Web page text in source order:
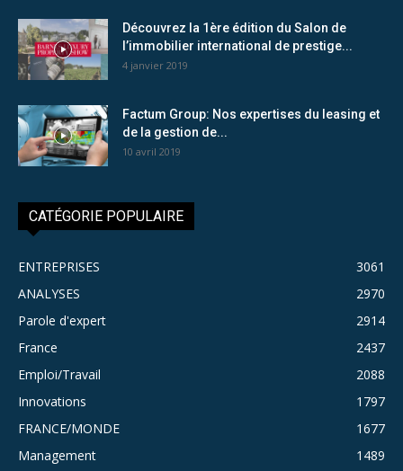
Découvrez la 1ère édition du Salon de
l’immobilier international de prestige...
4 janvier 2019
Factum Group: Nos expertises du leasing et
de la gestion de...
10 avril 2019
CATÉGORIE POPULAIRE
ENTREPRISES
3061
ANALYSES
2970
Parole d'expert
2914
France
2437
Emploi/Travail
2088
Innovations
1797
FRANCE/MONDE
1677
Management
1489